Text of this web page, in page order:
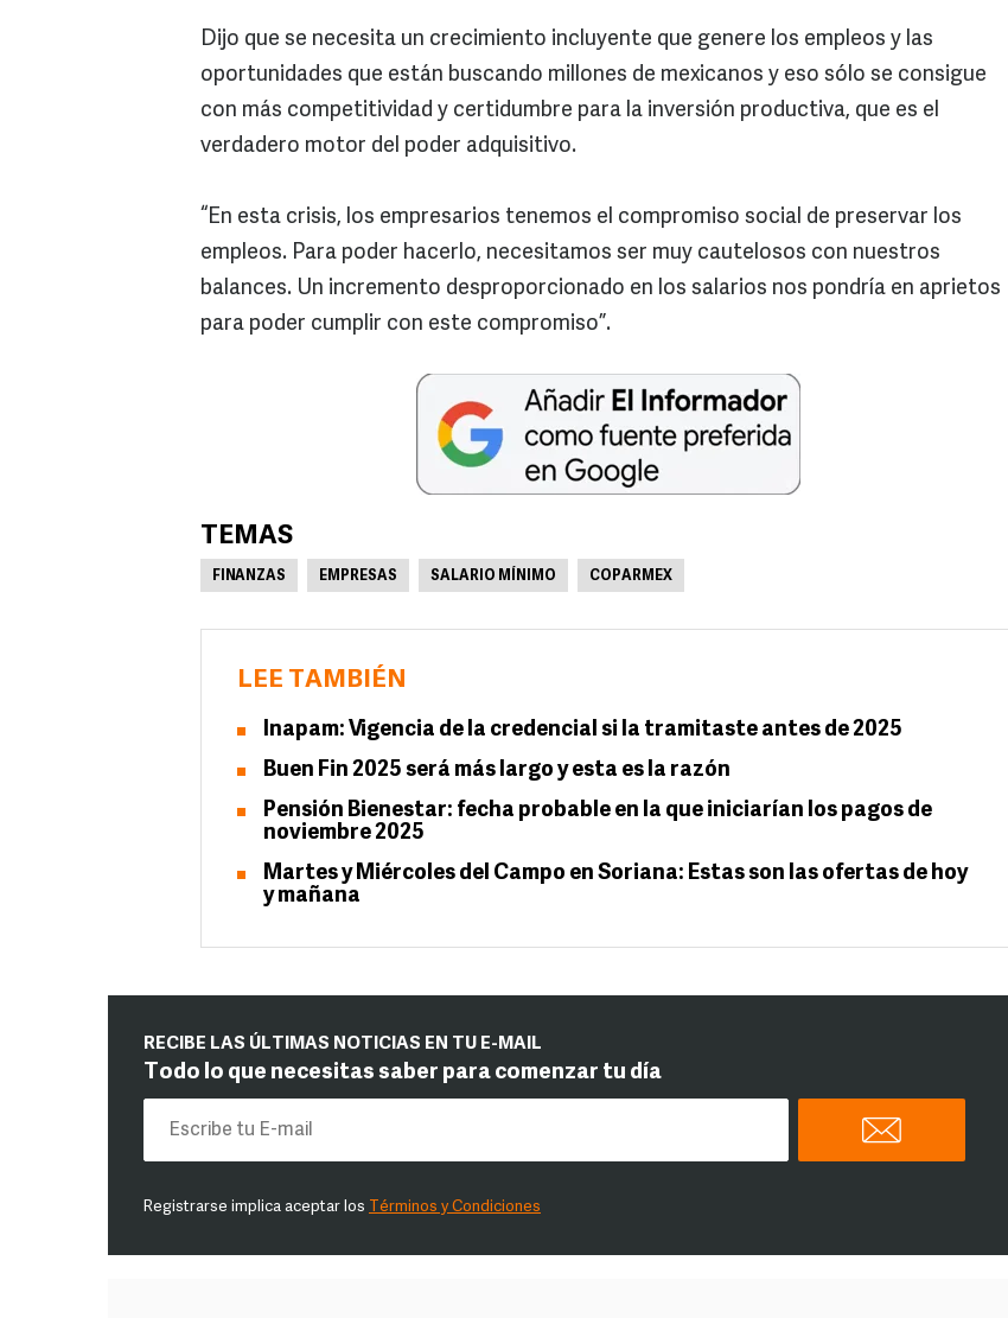
Dijo que se necesita un crecimiento incluyente que genere los empleos y las
oportunidades que están buscando millones de mexicanos y eso sólo se consigue
con más competitividad y certidumbre para la inversión productiva, que es el
verdadero motor del poder adquisitivo.
“En esta crisis, los empresarios tenemos el compromiso social de preservar los
empleos. Para poder hacerlo, necesitamos ser muy cautelosos con nuestros
balances. Un incremento desproporcionado en los salarios nos pondría en aprietos
para poder cumplir con este compromiso”.
TEMAS
FINANZAS EMPRESAS SALARIO MÍNIMO COPARMEX
LEE TAMBIÉN
Inapam: Vigencia de la credencial si la tramitaste antes de 2025
Buen Fin 2025 será más largo y esta es la razón
Pensión Bienestar: fecha probable en la que iniciarían los pagos de
noviembre 2025
Martes y Miércoles del Campo en Soriana: Estas son las ofertas de hoy
y mañana
RECIBE LAS ÚLTIMAS NOTICIAS EN TU E-MAIL
Todo lo que necesitas saber para comenzar tu día
Registrarse implica aceptar los Términos y Condiciones